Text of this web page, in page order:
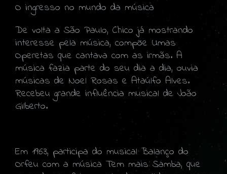
O ingresso no mundo da música
De volta a São Paulo, Chico já mostrando
interesse pela música, compõe Umas
Operetas que cantava com as irmãs. A
música fazia parte do seu dia a dia, ouvia
músicas de Noel Rosas e Ataúlfo Alves.
Recebeu grande influência musical de João
Gilberto.
Em 1963, participa do musical Balanço do
Orfeu com a música Tem mais Samba, que